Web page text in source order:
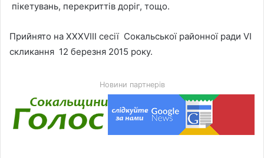
пікетувань, перекриттів доріг, тощо.
Прийнято на XXХVІІІ сесії Сокальської районної ради VI
скликання 12 березня 2015 року.
Новини партнерів